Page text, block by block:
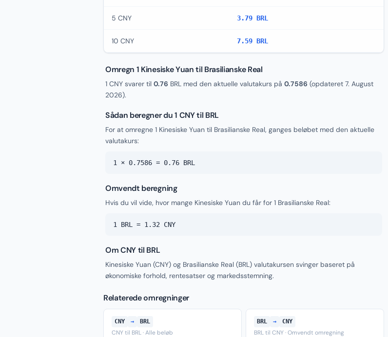
5 CNY 3.79 BRL
10 CNY 7.59 BRL
Omregn 1 Kinesiske Yuan til Brasilianske Real
1 CNY svarer til 0.76 BRL med den aktuelle valutakurs på 0.7586 (opdateret 7. August
2026).
Sådan beregner du 1 CNY til BRL
For at omregne 1 Kinesiske Yuan til Brasilianske Real, ganges beløbet med den aktuelle
valutakurs:
1 × 0.7586 = 0.76 BRL
Omvendt beregning
Hvis du vil vide, hvor mange Kinesiske Yuan du får for 1 Brasilianske Real:
1 BRL = 1.32 CNY
Om CNY til BRL
Kinesiske Yuan (CNY) og Brasilianske Real (BRL) valutakursen svinger baseret på
økonomiske forhold, rentesatser og markedsstemning.
Relaterede omregninger
CNY → BRL
CNY til BRL · Alle beløb
BRL → CNY
BRL til CNY · Omvendt omregning